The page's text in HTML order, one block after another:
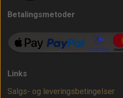
Betalingsmetoder
Links
Salgs- og leveringsbetingelser